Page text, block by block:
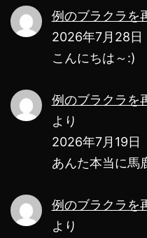
例のブラクラを
2026年7月28日
こんにちは～:)
例のブラクラを
より
2026年7月19日
あんた本当に馬
例のブラクラを
より